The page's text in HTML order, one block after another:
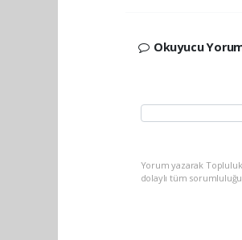
Okuyucu
Yorum yazarak
dolaylı tüm